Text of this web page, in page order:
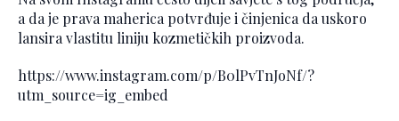
a da je prava maherica potvrđuje i činjenica da uskoro
lansira vlastitu liniju kozmetičkih proizvoda.
https://www.instagram.com/p/B0lPvTnJoNf/?
utm_source=ig_embed